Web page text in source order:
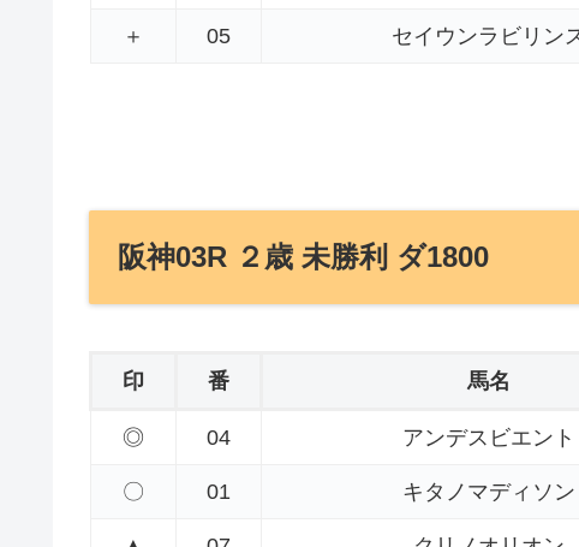
＋ 05 セイウンラビリン
阪神03R ２歳 未勝利 ダ1800
印 番 馬名
◎ 04 アンデスビエント
〇 01 キタノマディソン